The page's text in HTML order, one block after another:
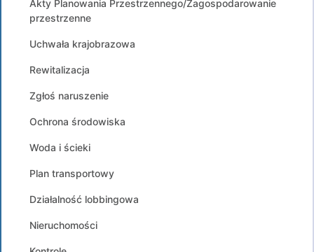
Akty Planowania Przestrzennego/Zagospodarowanie
przestrzenne
Uchwała krajobrazowa
Rewitalizacja
Zgłoś naruszenie
Ochrona środowiska
Woda i ścieki
Plan transportowy
Działalność lobbingowa
Nieruchomości